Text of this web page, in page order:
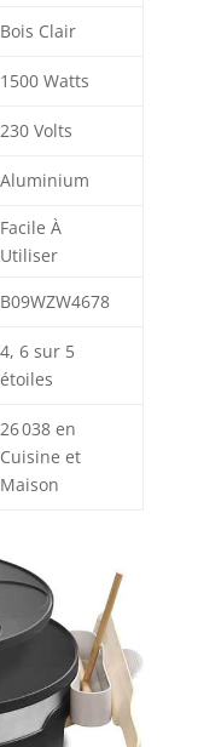
Bois Clair
1500 Watts
230 Volts
Aluminium
Facile À
Utiliser
B09WZW4678
4, 6 sur 5
étoiles
26 038 en
Cuisine et
Maison